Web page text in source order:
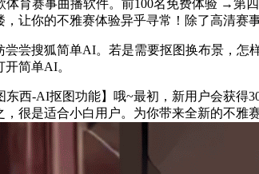
赛事曲播软件。前100名免费体验 →第
让你的不雅赛体验异乎寻常！除了高清赛
搜狐简单AI。若是需要抠图换布景，怎
简单AI。
-AI抠图功能】哦~最初，新用户会获得
很是适合小白用户。为你带来全新的不雅